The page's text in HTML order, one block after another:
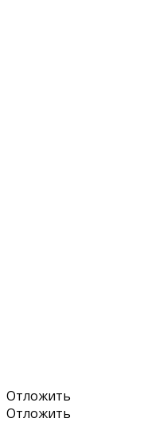
Отложить
Отложить